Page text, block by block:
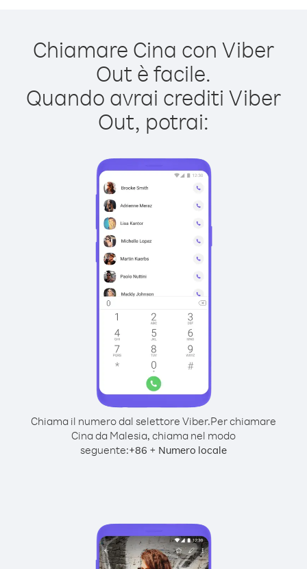
Chiamare Cina con Viber
Out è facile.
Quando avrai crediti Viber
Out, potrai:
Chiama il numero dal selettore Viber.Per chiamare
Cina da Malesia, chiama nel modo
seguente:+86 + Numero locale